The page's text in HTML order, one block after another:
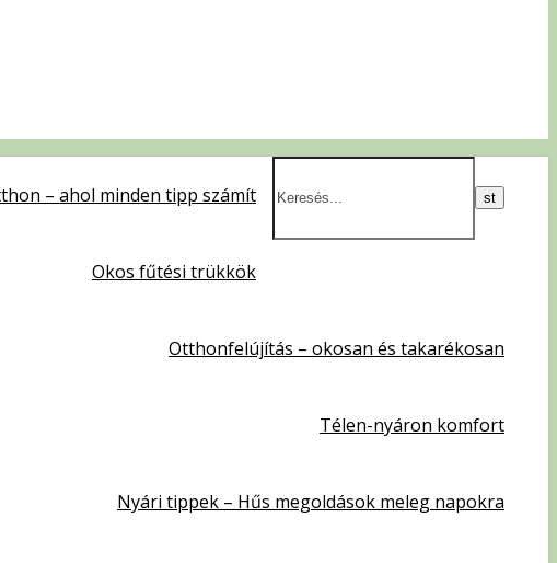
– ahol minden tipp számít
Okos fűtési trükkök
Otthonfelújítás – okosan és takarékosan
Télen-nyáron komfort
Nyári tippek – Hűs megoldások meleg napokra